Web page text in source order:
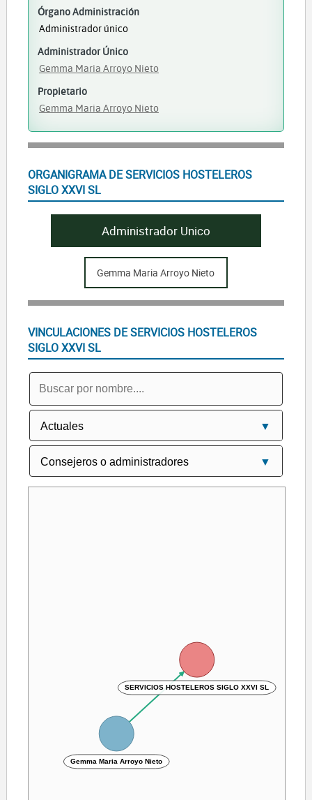
Órgano Administración
Administrador único
Administrador Único
Gemma Maria Arroyo Nieto
Propietario
Gemma Maria Arroyo Nieto
ORGANIGRAMA DE SERVICIOS HOSTELEROS
SIGLO XXVI SL
Administrador Unico
Gemma Maria Arroyo Nieto
VINCULACIONES DE SERVICIOS HOSTELEROS
SIGLO XXVI SL
SERVICIOS HOSTELEROS SIGLO XXVI SL
Gemma Maria Arroyo Nieto